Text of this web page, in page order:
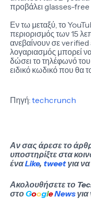
προβάλει glasses-free
Εν τω μεταξύ, το
περιορισμός των 15
ανεβαίνουν σε
λογαριασμός μπορεί
δώσει το τηλέφωνό του
ειδικό κωδικό που θα
Πηγή: techcrunch
Αν σας άρεσε το
υποστηρίξτε στα
έναLike, tweet για
Ακολουθήσετε το
στο GoogleNews